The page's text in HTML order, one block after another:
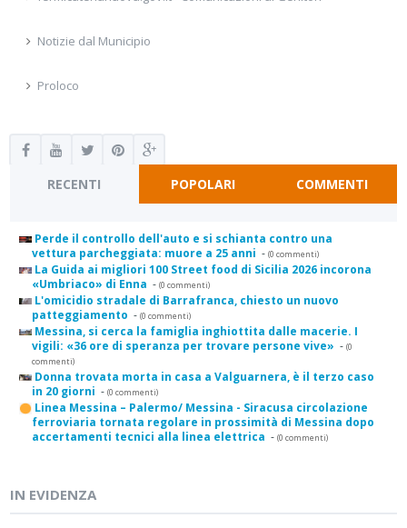
Notizie dal Municipio
Proloco
RECENTI POPOLARI COMMENTI
Perde il controllo dell'auto e si schianta contro una
vettura parcheggiata: muore a 25 anni - (0 commenti)
La Guida ai migliori 100 Street food di Sicilia 2026 incorona
«Umbriaco» di Enna - (0 commenti)
L'omicidio stradale di Barrafranca, chiesto un nuovo
patteggiamento - (0 commenti)
Messina, si cerca la famiglia inghiottita dalle macerie. I
vigili: «36 ore di speranza per trovare persone vive» - (0
commenti)
Donna trovata morta in casa a Valguarnera, è il terzo caso
in 20 giorni - (0 commenti)
Linea Messina – Palermo/ Messina - Siracusa circolazione
ferroviaria tornata regolare in prossimità di Messina dopo
accertamenti tecnici alla linea elettrica - (0 commenti)
IN EVIDENZA